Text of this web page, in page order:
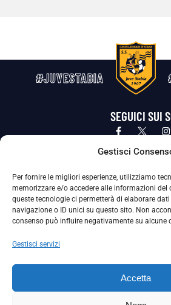
Gestisci
Per fornire le migliori esperienze, utilizziamo
memorizzare e/o accedere alle informazioni del
queste tecnologie ci permetterà di elaborare
navigazione o ID unici su questo sito. Non
consenso può influire negativamente su alcune
Gestisci servizi
Accetta
#JUVESTABIA
SEGUICI SUI
Privacy Policy Cookie Policy
La Società ha nominato il Responsabile della Protezione dei Dati Personali
adottate dalla nostra Società per tutelare i Suoi
Per contattare il DPO può scrivere a